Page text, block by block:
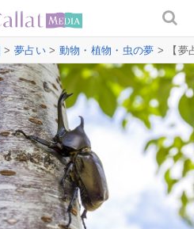
> 夢占い> 動物・植物・虫の夢 > 【夢